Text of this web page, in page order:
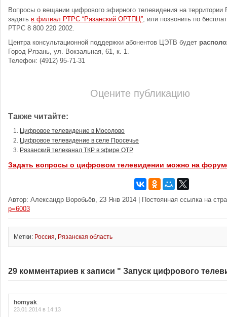
Вопросы о вещании цифрового эфирного телевидения на территории
задать в филиал РТРС “Рязанский ОРТПЦ”, или позвонить по
РТРС 8 800 220 2002.
Центра консультационной поддержки абонентов ЦЭТВ будет
Город Рязань, ул. Вокзальная, 61, к. 1.
Телефон: (4912) 95-71-31
Оцените публикацию
Также читайте:
Цифровое телевидение в Мосолово
Цифровое телевидение в селе Просечье
Рязанский телеканал ТКР в эфире ОТР
Задать вопросы о цифровом телевидении можно на
Автор: Александр Воробьёв, 23 Янв 2014 | Постоянная ссылка на
p=6003
Метки: Россия, Рязанская область
29 комментариев к записи " Запуск цифрового
homyak:
23.01.2014 в 14:13